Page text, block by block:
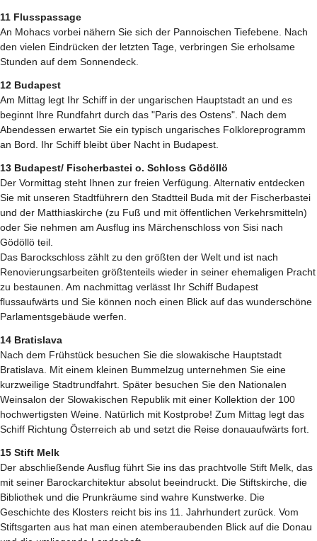
11 Flusspassage
An Mohacs vorbei nähern Sie sich der Pannoischen Tiefebene. Nach
den vielen Eindrücken der letzten Tage, verbringen Sie erholsame
Stunden auf dem Sonnendeck.
12 Budapest
Am Mittag legt Ihr Schiff in der ungarischen Hauptstadt an und es
beginnt Ihre Rundfahrt durch das "Paris des Ostens". Nach dem
Abendessen erwartet Sie ein typisch ungarisches Folkloreprogramm
an Bord. Ihr Schiff bleibt über Nacht in Budapest.
13 Budapest/ Fischerbastei o. Schloss Gödöllö
Der Vormittag steht Ihnen zur freien Verfügung. Alternativ entdecken
Sie mit unseren Stadtführern den Stadtteil Buda mit der Fischerbastei
und der Matthiaskirche (zu Fuß und mit öffentlichen Verkehrsmitteln)
oder Sie nehmen am Ausflug ins Märchenschloss von Sisi nach
Gödöllö teil.
Das Barockschloss zählt zu den größten der Welt und ist nach
Renovierungsarbeiten größtenteils wieder in seiner ehemaligen Pracht
zu bestaunen. Am nachmittag verlässt Ihr Schiff Budapest
flussaufwärts und Sie können noch einen Blick auf das wunderschöne
Parlamentsgebäude werfen.
14 Bratislava
Nach dem Frühstück besuchen Sie die slowakische Hauptstadt
Bratislava. Mit einem kleinen Bummelzug unternehmen Sie eine
kurzweilige Stadtrundfahrt. Später besuchen Sie den Nationalen
Weinsalon der Slowakischen Republik mit einer Kollektion der 100
hochwertigsten Weine. Natürlich mit Kostprobe! Zum Mittag legt das
Schiff Richtung Österreich ab und setzt die Reise donauaufwärts fort.
15 Stift Melk
Der abschließende Ausflug führt Sie ins das prachtvolle Stift Melk, das
mit seiner Barockarchitektur absolut beeindruckt. Die Stiftskirche, die
Bibliothek und die Prunkräume sind wahre Kunstwerke. Die
Geschichte des Klosters reicht bis ins 11. Jahrhundert zurück. Vom
Stiftsgarten aus hat man einen atemberaubenden Blick auf die Donau